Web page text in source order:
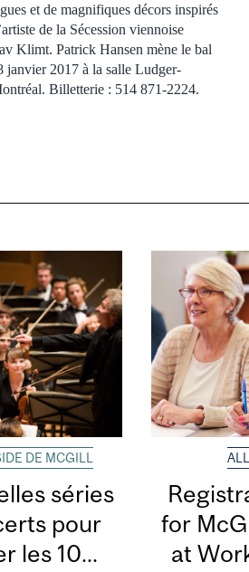
et de magnifiques décors inspirés
de la Sécession viennoise
Klimt. Patrick Hansen mène le bal
janvier 2017 à la salle Ludger-
Billetterie : 514 871-2224.
DE MCGILL
séries
pour
les 10...
for
at